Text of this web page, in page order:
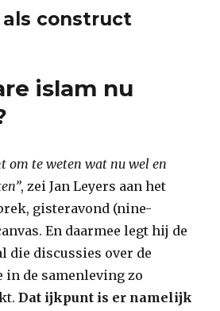
als construct
islam nu
om te weten wat nu wel en
, zei Jan Leyers aan het
gisteravond (nine-
En daarmee legt hij de
die discussies over de
in de samenleving zo
Dat ijkpunt is er namelijk